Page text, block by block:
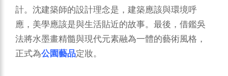
計。沈建築師的設計理念是，建築應該與環境呼
應，美學應該是與生活貼近的故事。最後，借鑑吳
法將水墨畫精髓與現代元素融為一體的藝術風格，
正式為公園藝品定妝。